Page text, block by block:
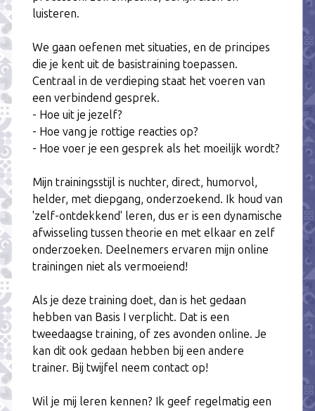
luisteren.
We gaan oefenen met situaties, en de principes
die je kent uit de basistraining toepassen.
Centraal in de verdieping staat het voeren van
een verbindend gesprek.
- Hoe uit je jezelf?
- Hoe vang je rottige reacties op?
- Hoe voer je een gesprek als het moeilijk wordt?
Mijn trainingsstijl is nuchter, direct, humorvol,
helder, met diepgang, onderzoekend. Ik houd van
'zelf-ontdekkend' leren, dus er is een dynamische
afwisseling tussen theorie en met elkaar en zelf
onderzoeken. Deelnemers ervaren mijn online
trainingen niet als vermoeiend!
Als je deze training doet, dan is het gedaan
hebben van Basis I verplicht. Dat is een
tweedaagse training, of zes avonden online. Je
kan dit ook gedaan hebben bij een andere
trainer. Bij twijfel neem contact op!
Wil je mij leren kennen? Ik geef regelmatig een